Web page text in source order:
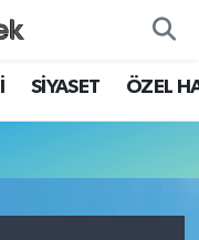
SİYASET ÖZEL